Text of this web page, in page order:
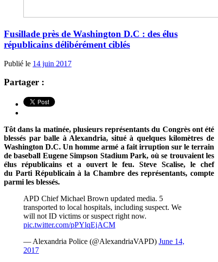
Fusillade près de Washington D.C : des élus
républicains délibérément ciblés
Publié le 14 juin 2017
Partager :
Tôt dans la matinée, plusieurs représentants du Congrès ont été
blessés par balle à Alexandria, situé à quelques kilomètres de
Washington D.C. Un homme armé a fait irruption sur le terrain
de baseball Eugene Simpson Stadium Park, où se trouvaient les
élus républicains et a ouvert le feu.Steve Scalise, le chef
du Parti Républicain à la Chambre des représentants, compte
parmi les blessés.
APD Chief Michael Brown updated media. 5
transported to local hospitals, including suspect. We
will not ID victims or suspect right now.
pic.twitter.com/pPYlqEjACM
— Alexandria Police (@AlexandriaVAPD) June 14,
2017